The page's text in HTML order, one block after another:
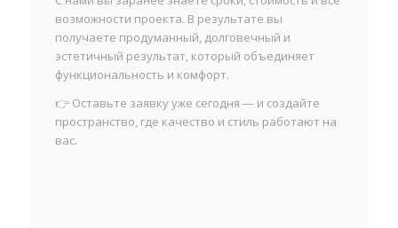
возможности проекта. В результате вы
получаете продуманный, долговечный и
эстетичный результат, который объединяет
функциональность и комфорт.
👉 Оставьте заявку уже сегодня — и создайте
пространство, где качество и стиль работают на
вас.